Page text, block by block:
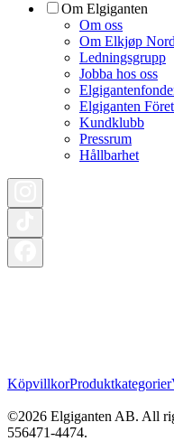
Om Elgiganten
Om oss
Om Elkjøp
Ledningsgrupp
Jobba hos oss
Elgiganten
Kundklubb
Pressrum
Hållbarhet
KöpvillkorProduktkategorier
©2026 Elgiganten AB. All
556471-4474.